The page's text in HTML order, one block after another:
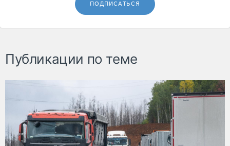
ПОДПИСАТЬСЯ
Публикации по теме